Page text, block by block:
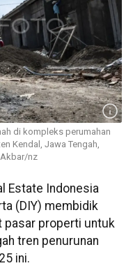
di kompleks perumahan
Kendal, Jawa Tengah,
Akbar/nz
Estate Indonesia
(DIY) membidik
pasar properti untuk
tren penurunan
ini.